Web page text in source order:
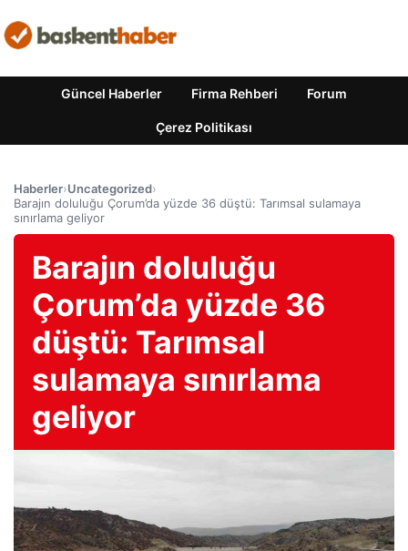
Güncel Haberler Firma Rehberi Forum
Çerez Politikası
Haberler›Uncategorized›
Barajın doluluğu Çorum’da yüzde 36 düştü: Tarımsal sulamaya
sınırlama geliyor
Barajın doluluğu
Çorum’da yüzde 36
düştü: Tarımsal
sulamaya sınırlama
geliyor